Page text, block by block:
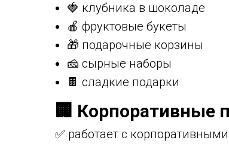
🍓 клубника в шоколаде
🍎 фруктовые букеты
🎁 подарочные корзины
🧀 сырные наборы
🍫 сладкие подарки
🏢 Корпоративные
✅ работает с